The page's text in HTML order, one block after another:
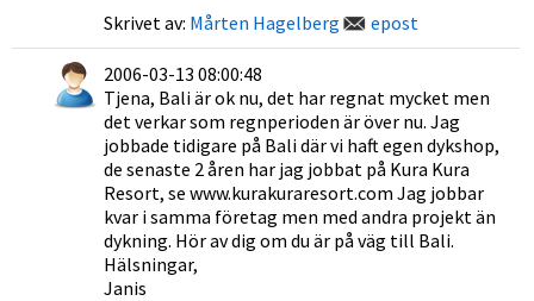
Skrivet av: Mårten Hagelberg epost
2006-03-13 08:00:48
Tjena, Bali är ok nu, det har regnat mycket men
det verkar som regnperioden är över nu. Jag
jobbade tidigare på Bali där vi haft egen dykshop,
de senaste 2 åren har jag jobbat på Kura Kura
Resort, se www.kurakuraresort.com Jag jobbar
kvar i samma företag men med andra projekt än
dykning. Hör av dig om du är på väg till Bali.
Hälsningar,
Janis